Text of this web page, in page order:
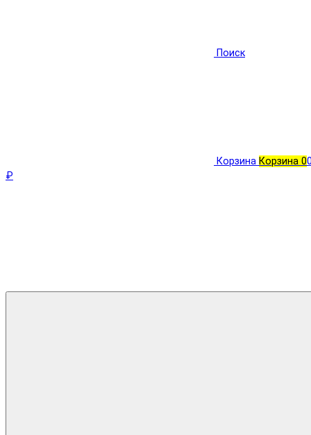
Поиск
Корзина Корзина 0
₽